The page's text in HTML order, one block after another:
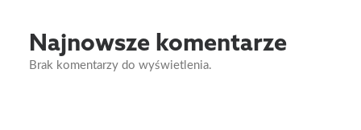
Najnowsze komentarze
Brak komentarzy do wyświetlenia.